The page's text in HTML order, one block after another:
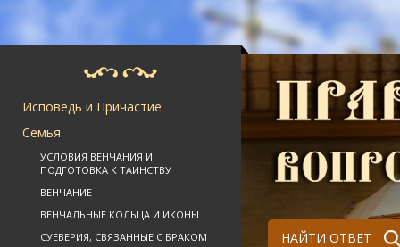
Исповедь и Причастие
Семья
УСЛОВИЯ ВЕНЧАНИЯ И
ПОДГОТОВКА К ТАИНСТВУ
ВЕНЧАНИЕ
ВЕНЧАЛЬНЫЕ КОЛЬЦА И ИКОНЫ
СУЕВЕРИЯ, СВЯЗАННЫЕ С БРАКОМ
НАЙТИ ОТВЕТ